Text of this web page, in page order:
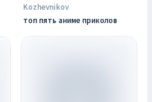
Kozhevnikov
топ пять аниме приколов